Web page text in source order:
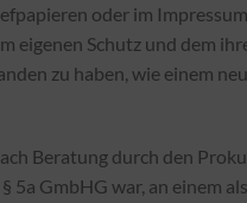
oder im
eigenen Schutz und dem
zu haben, wie einem
Beratung durch den
5a GmbHG war, an einem